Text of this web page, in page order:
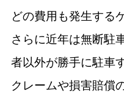
どの費用も発生する
さらに近年は無断駐
者以外が勝手に駐車
クレームや損害賠償